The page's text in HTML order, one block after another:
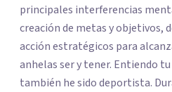
principales interferencias
creación de metas y objetivos,
acción estratégicos para
anhelas ser y tener. Entiendo tu perspectiva, ya que
también he sido deportista.